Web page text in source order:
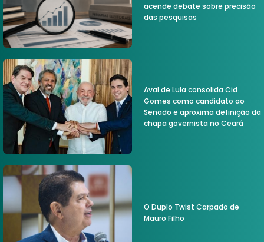
acende debate sobre precisão
das pesquisas
Aval de Lula consolida Cid
Gomes como candidato ao
Senado e aproxima definição da
chapa governista no Ceará
O Duplo Twist Carpado de
Mauro Filho